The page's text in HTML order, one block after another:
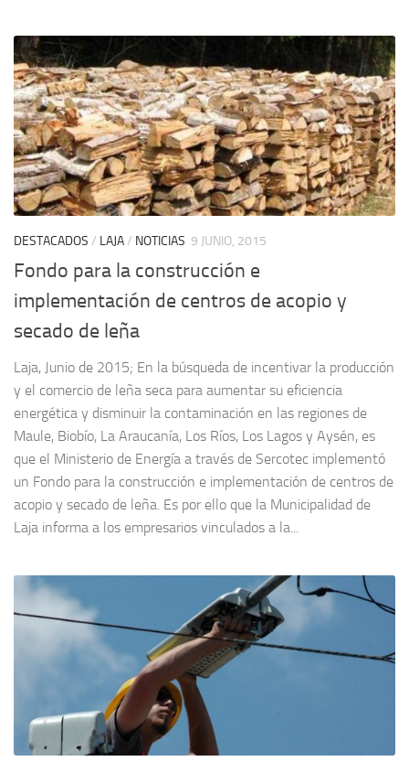
DESTACADOS / LAJA/ NOTICIAS 9 JUNIO, 2015
Fondo para la construcción e
implementación de centros de acopio y
secado de leña
Laja, Junio de 2015; En la búsqueda de incentivar la producción
y el comercio de leña seca para aumentar su eficiencia
energética y disminuir la contaminación en las regiones de
Maule, Biobío, La Araucanía, Los Ríos, Los Lagos y Aysén, es
que el Ministerio de Energía a través de Sercotec implementó
un Fondo para la construcción e implementación de centros de
acopio y secado de leña. Es por ello que la Municipalidad de
Laja informa a los empresarios vinculados a la...